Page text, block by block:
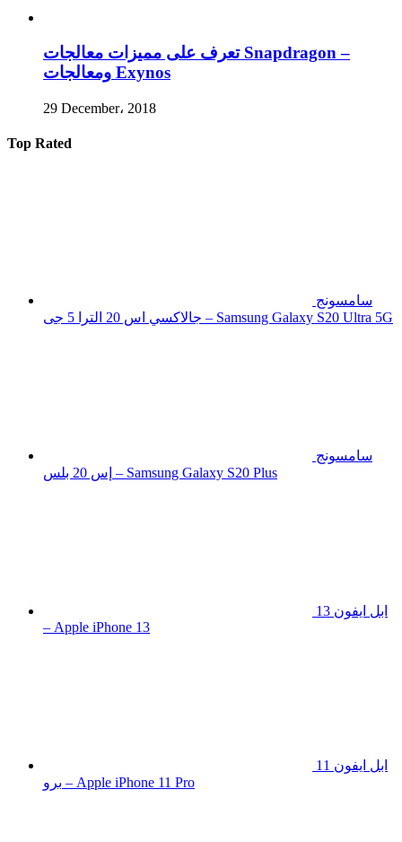
تعرف على مميزات معالجات Snapdragon –
ومعالجات Exynos
29 December، 2018
Top Rated
سامسونج
جالاكسي اس 20 الترا 5 جى – Samsung Galaxy S20 Ultra 5G
سامسونج
إس 20 بلس – Samsung Galaxy S20 Plus
ابل ايفون 13
– Apple iPhone 13
ابل ايفون 11
برو – Apple iPhone 11 Pro